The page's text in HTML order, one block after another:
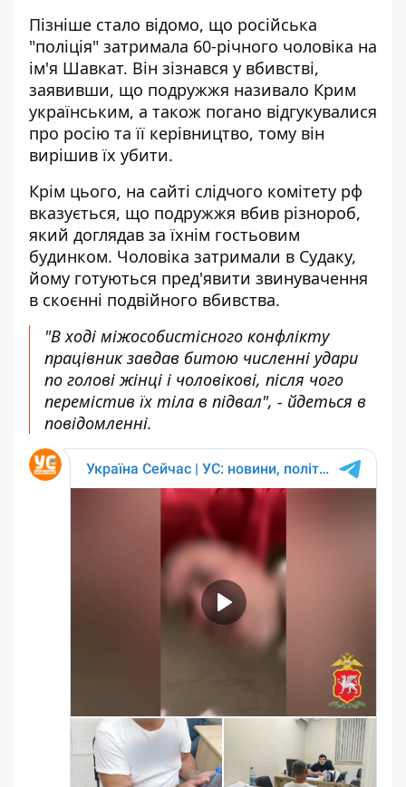
Пізніше стало відомо, що російська
"поліція" затримала 60-річного чоловіка на
ім'я Шавкат. Він зізнався у вбивстві,
заявивши, що подружжя називало Крим
українським, а також погано відгукувалися
про росію та її керівництво, тому він
вирішив їх убити.
Крім цього, на сайті слідчого комітету рф
вказується, що подружжя вбив різнороб,
який доглядав за їхнім гостьовим
будинком. Чоловіка затримали в Судаку,
йому готуються пред'явити звинувачення
в скоєнні подвійного вбивства.
"В ході міжособистісного конфлікту
працівник завдав битою численні удари
по голові жінці і чоловікові, після чого
перемістив їх тіла в підвал", - йдеться в
повідомленні.